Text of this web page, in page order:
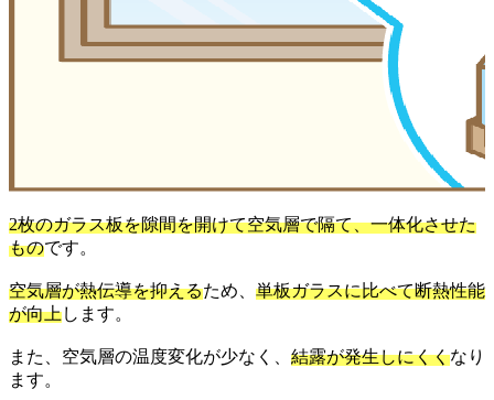
2枚のガラス板を隙間を開けて空気層で隔て、一体化させた
ものです。
空気層が熱伝導を抑えるため、 単板ガラスに比べて断熱性能
が向上します。
また、空気層の温度変化が少なく、 結露が発生しにくくなり
ます。